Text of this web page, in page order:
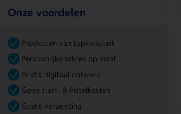
Onze voordelen
Producten van topkwaliteit
Persoonlijke advies op maat
Gratis digitaal ontwerp
Geen start- & instelkosten
Gratis verzending